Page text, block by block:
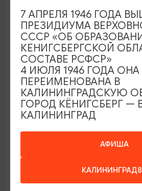
Ирландское шоу
29.09.2026 19:00
Калининград, Калининградский
ОТ 2000₽
АФИША
7 АПРЕЛЯ 1946 ГОДА
ПРЕЗИДИУМА
СССР «ОБ
КЕНИГСБЕРГСКОЙ
СОСТАВЕ РСФСР»
4 ИЮЛЯ 1946 ГОДА
ПЕРЕИМЕНОВАНА В
КАЛИНИНГРАДСКУЮ
ГОРОД КЁНИГСБЕРГ —
КАЛИНИНГРАД